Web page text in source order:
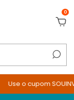
0
Use o cupom